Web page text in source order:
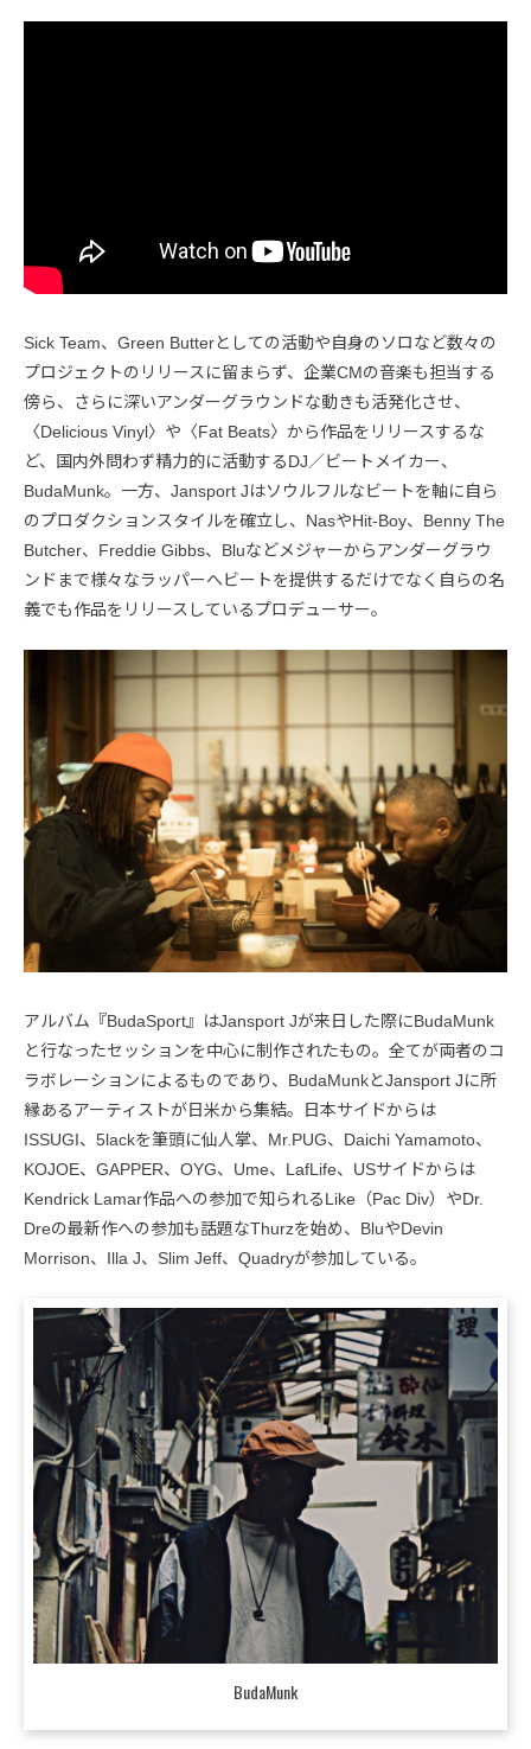
Sick Team、Green Butterとしての活動や自身のソロなど数々の
プロジェクトのリリースに留まらず、企業CMの音楽も担当する
傍ら、さらに深いアンダーグラウンドな動きも活発化させ、
〈Delicious Vinyl〉や〈Fat Beats〉から作品をリリースするな
ど、国内外問わず精力的に活動するDJ／ビートメイカー、
BudaMunk。一方、Jansport Jはソウルフルなビートを軸に自ら
のプロダクションスタイルを確立し、NasやHit-Boy、Benny The
Butcher、Freddie Gibbs、Bluなどメジャーからアンダーグラウ
ンドまで様々なラッパーへビートを提供するだけでなく自らの名
義でも作品をリリースしているプロデューサー。
アルバム『BudaSport』はJansport Jが来日した際にBudaMunk
と行なったセッションを中心に制作されたもの。全てが両者のコ
ラボレーションによるものであり、BudaMunkとJansport Jに所
縁あるアーティストが日米から集結。日本サイドからは
ISSUGI、5lackを筆頭に仙人掌、Mr.PUG、Daichi Yamamoto、
KOJOE、GAPPER、OYG、Ume、LafLife、USサイドからは
Kendrick Lamar作品への参加で知られるLike（Pac Div）やDr.
Dreの最新作への参加も話題なThurzを始め、BluやDevin
Morrison、Illa J、Slim Jeff、Quadryが参加している。
BudaMunk